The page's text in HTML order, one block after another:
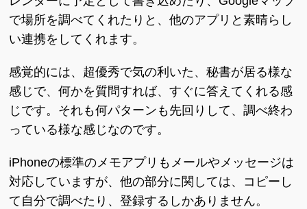
で場所を調べてくれたりと、他のアプリと素晴らし
い連携をしてくれます。
感覚的には、超優秀で気の利いた、秘書が居る様な
感じで、何かを質問すれば、すぐに答えてくれる感
じです。それも何パターンも先回りして、調べ終わ
っている様な感じなのです。
iPhoneの標準のメモアプリもメールやメッセージは
対応していますが、他の部分に関しては、コピーし
て自分で調べたり、登録するしかありません。